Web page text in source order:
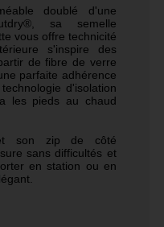
doublé d'une
sa semelle
vous offre technicité
s'inspire des
de fibre de verre
parfaite adhérence
d'isolation
les pieds au chaud
son zip de côté
sans difficultés et
en station ou en